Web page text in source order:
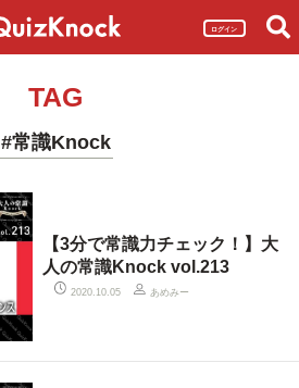
ログイン
TAG
#常識Knock
【3分で常識力チェック！】大
人の常識Knock vol.213
2020.10.05 あめみー